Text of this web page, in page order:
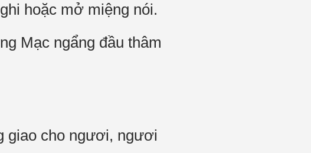
hoặc mở miệng nói.
Mạc ngẩng đầu thâm
giao cho ngươi, ngươi